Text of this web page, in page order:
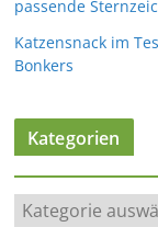
passende
Katzensnack im
Bonkers
Kategorien